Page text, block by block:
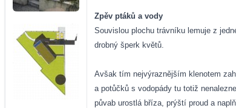
Zpěv ptáků a vody
Souvislou plochu trávníku lemuje z
drobný šperk květů.
Avšak tím nejvýraznějším klenotem
a potůčků s vodopády tu totiž
půvab urostlá bříza, prýští proud a